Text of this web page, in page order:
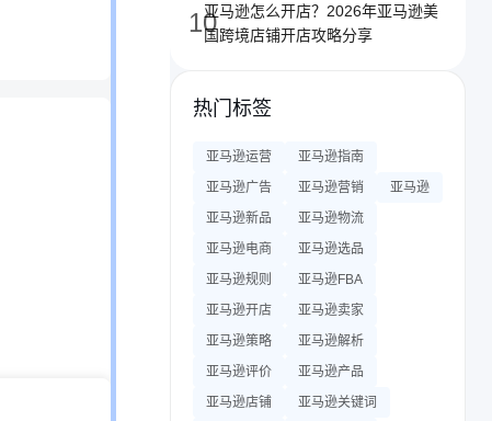
10亚马逊怎么开店？2026年亚马逊美
国跨境店铺开店攻略分享
热门标签
亚马逊运营
亚马逊指南
亚马逊广告
亚马逊营销
亚马逊
亚马逊新品
亚马逊物流
亚马逊电商
亚马逊选品
亚马逊规则
亚马逊FBA
亚马逊开店
亚马逊卖家
亚马逊策略
亚马逊解析
亚马逊评价
亚马逊产品
亚马逊店铺
亚马逊关键词